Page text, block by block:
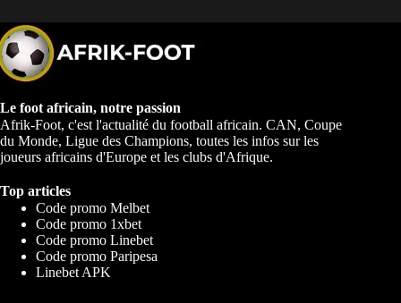
Le foot africain, notre passion
Afrik-Foot, c'est l'actualité du football africain. CAN, Coupe
du Monde, Ligue des Champions, toutes les infos sur les
joueurs africains d'Europe et les clubs d'Afrique.
Top articles
Code promo Melbet
Code promo 1xbet
Code promo Linebet
Code promo Paripesa
Linebet APK